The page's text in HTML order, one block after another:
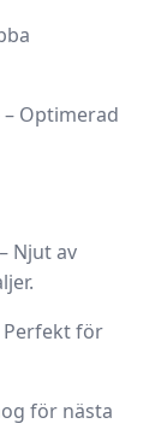
Optimerad
– Njut av
Perfekt för
för nästa